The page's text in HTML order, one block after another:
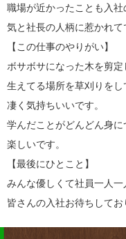
職場が近かったことも入
気と社長の人柄に惹かれて
【この仕事のやりがい】
ボサボサになった木を剪
生えてる場所を草刈りを
凄く気持ちいいです。
学んだことがどんどん身
楽しいです。
【最後にひとこと】
みんな優しくて社員一人一
皆さんの入社お待ちしてお